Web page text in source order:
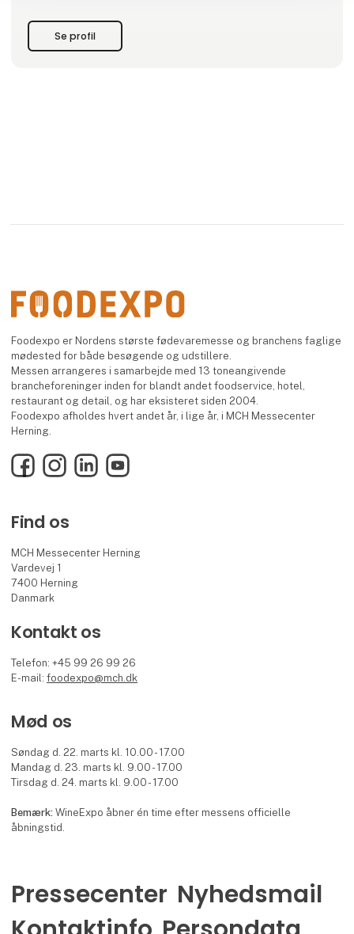
Se profil
Foodexpo er Nordens største fødevaremesse og branchens faglige
mødested for både besøgende og udstillere.
Messen arrangeres i samarbejde med 13 toneangivende
brancheforeninger inden for blandt andet foodservice, hotel,
restaurant og detail, og har eksisteret siden 2004.
Foodexpo afholdes hvert andet år, i lige år, i MCH Messecenter
Herning.
FacebookInstagramLinkedInYouTube
Find os
MCH Messecenter Herning
Vardevej 1
7400 Herning
Danmark
Kontakt os
Telefon: +45 99 26 99 26
E-mail:foodexpo@mch.dk
Mød os
Søndag d. 22. marts kl. 10.00 - 17.00
Mandag d. 23. marts kl. 9.00 - 17.00
Tirsdag d. 24. marts kl. 9.00 - 17.00
Bemærk:WineExpo åbner én time efter messens officielle
åbningstid.
Pressecenter Nyhedsmail